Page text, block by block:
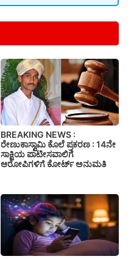
BREAKING NEWS :
ರೇಣುಕಾಸ್ವಾಮಿ ಕೊಲೆ ಪ್ರಕರಣ : 14ನೇ
ಸಾಕ್ಷಿಯ ಪಾಟೀಸವಾಲಿಗೆ
ಆರೋಪಿಗಳಿಗೆ ಕೋರ್ಟ್ ಅನುಮತಿ